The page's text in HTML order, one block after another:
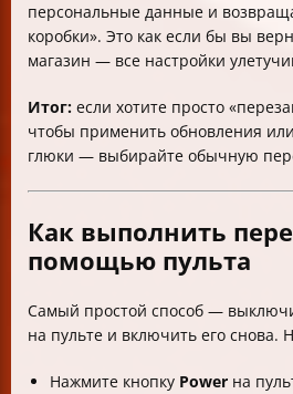
персональные данные и
коробки». Это как если бы вы
магазин — все настройки
Итог: если хотите просто
чтобы применить обновления
глюки — выбирайте обычную
Как выполнить
помощью пульта
Самый простой способ —
на пульте и включить его снова.
Нажмите кнопку Power на